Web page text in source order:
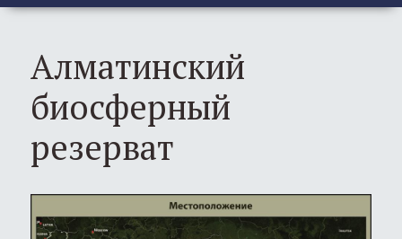
Алматинский
биосферный
резерват